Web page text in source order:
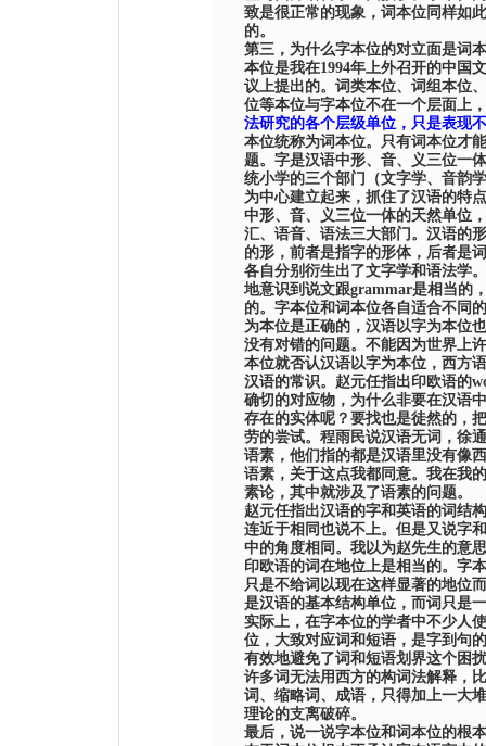
致是很正常的现象，词本位同样如
的。
第三，为什么字本位的对立面是词
本位是我在1994年上外召开的中国
议上提出的。词类本位、词组本位
位等本位与字本位不在一个层面上
法研究的各个层级单位，只是表现
本位统称为词本位。只有词本位才
题。字是汉语中形、音、义三位一
统小学的三个部门（文字学、音韵
为中心建立起来，抓住了汉语的特
中形、音、义三位一体的天然单位
汇、语音、语法三大部门。汉语的
的形，前者是指字的形体，后者是
各自分别衍生出了文字学和语法学
地意识到说文跟grammar是相当的
的。字本位和词本位各自适合不同
为本位是正确的，汉语以字为本位
没有对错的问题。不能因为世界上
本位就否认汉语以字为本位，西方
汉语的常识。赵元任指出印欧语的
确切的对应物，为什么非要在汉语
存在的实体呢？要找也是徒然的，
劳的尝试。程雨民说汉语无词，徐
语素，他们指的都是汉语里没有像
语素，关于这点我都同意。我在我
素论，其中就涉及了语素的问题。
赵元任指出汉语的字和英语的词结
连近于相同也说不上。但是又说字和
中的角度相同。我以为赵先生的意
印欧语的词在地位上是相当的。字
只是不给词以现在这样显著的地位
是汉语的基本结构单位，而词只是
实际上，在字本位的学者中不少人
位，大致对应词和短语，是字到句
有效地避免了词和短语划界这个困
许多词无法用西方的构词法解释，
词、缩略词、成语，只得加上一大
理论的支离破碎。
最后，说一说字本位和词本位的根